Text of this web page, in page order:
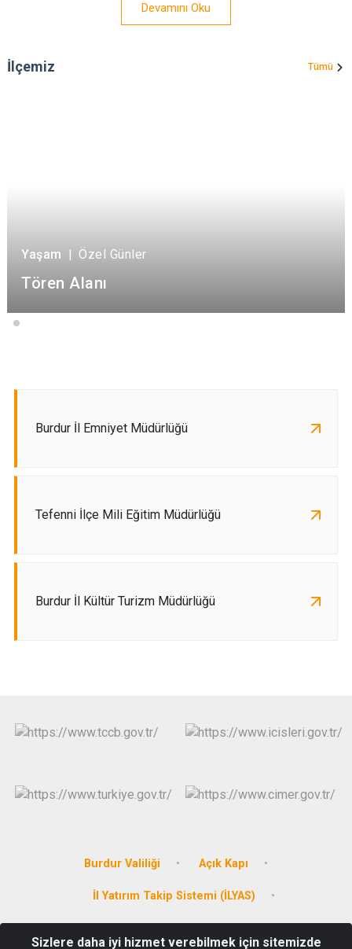
Devamını Oku
İlçemiz Tümü
Yaşam | Özel Günler
Tören Alanı
Burdur İl Emniyet Müdürlüğü
Tefenni İlçe Mili Eğitim Müdürlüğü
Burdur İl Kültür Turizm Müdürlüğü
Burdur Valiliği Açık Kapı
İl Yatırım Takip Sistemi (İLYAS)
Sizlere daha iyi hizmet verebilmek için sitemizde